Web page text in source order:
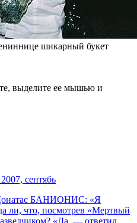
шикарный букет
выделите ее мышью и
сентябь
БАНИОНИС: «Я
ли, что, посмотрев «Мертвый
«Да, — ответил